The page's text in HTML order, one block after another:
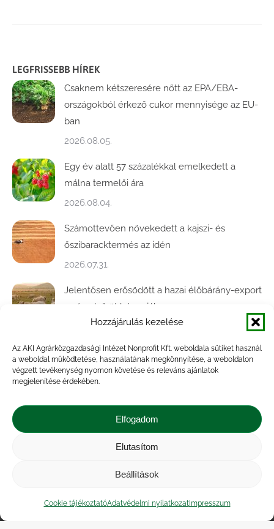
Hozzájárulás kezelése
Az AKI Agrárközgazdasági Intézet Nonprofit Kft. weboldala sütiket használ
a weboldal működtetése, használatának megkönnyítése, a weboldalon
végzett tevékenység nyomon követése és releváns ajánlatok
megjelenítése érdekében.
Elfogadom
Elutasítom
Beállítások
Cookie tájékoztatóAdatvédelmi nyilatkozatImpresszum
LEGFRISSEBB HÍREK
Csaknem kétszeresére nőtt az EPA/EBA-
országokból érkező cukor mennyisége az EU-
ban
2026.08.05.
Egy év alatt 57 százalékkal emelkedett a
málna termelői ára
2026.08.04.
Számottevően növekedett a kajszi- és
őszibaracktermés az idén
2026.07.31.
Jelentősen erősödött a hazai élőbárány-export
az év első öt hónapjában
2026.07.28.
Közel ötödével bővült a baromfivágás
Magyarországon
A végéhez közelít az őszi búza betakarítása
2026.07.21.
Közérdekű adatok
| Adatvédelmi nyilatkozat
|